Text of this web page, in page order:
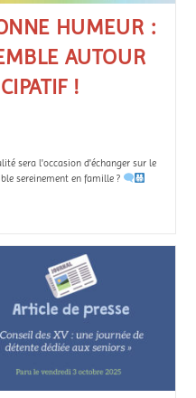
HUMEUR :
AUTOUR
!
sera l'occasion d'échanger sur le
sereinement en famille ?